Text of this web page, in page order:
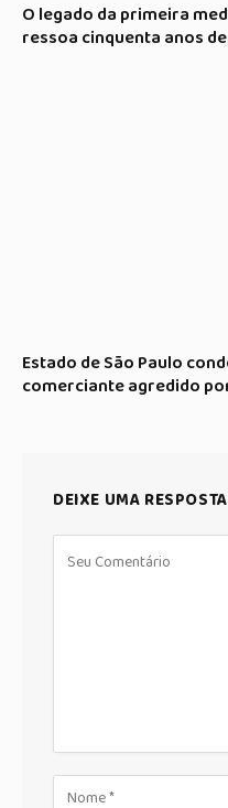
O legado da primeira
ressoa cinquenta anos
Estado de São Paulo
comerciante agredido
DEIXE UMA RESPOSTA